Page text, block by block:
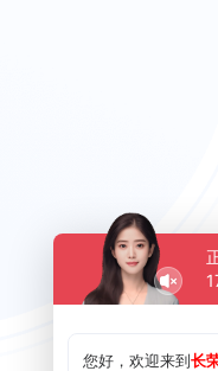
您好，欢迎来到长